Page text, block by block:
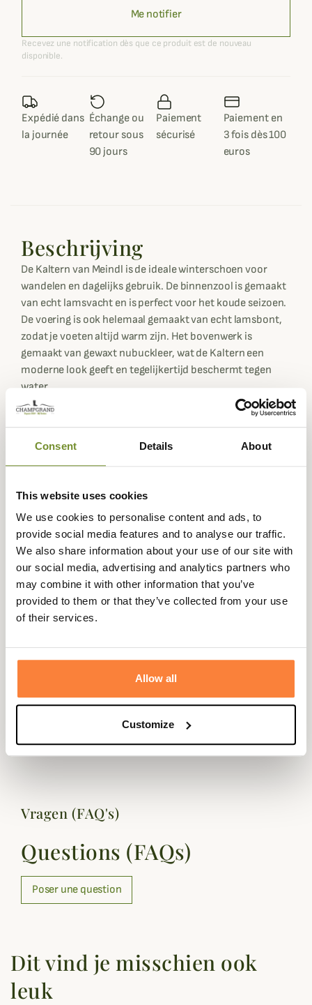
Consent Details About
This website uses cookies
We use cookies to personalise content and ads, to
provide social media features and to analyse our traffic.
We also share information about your use of our site with
our social media, advertising and analytics partners who
may combine it with other information that you’ve
provided to them or that they’ve collected from your use
of their services.
Allow all
Customize
Me notifier
Recevez une notification dès que ce produit est de nouveau
disponible.
Expédié dans
la journée
Échange ou
retour sous
90 jours
Paiement
sécurisé
Paiement en
3 fois dès 100
euros
Beschrijving
De Kaltern van Meindl is de ideale winterschoen voor
wandelen en dagelijks gebruik. De binnenzool is gemaakt
van echt lamsvacht en is perfect voor het koude seizoen.
De voering is ook helemaal gemaakt van echt lamsbont,
zodat je voeten altijd warm zijn. Het bovenwerk is
gemaakt van gewaxt nubuckleer, wat de Kaltern een
moderne look geeft en tegelijkertijd beschermt tegen
water.
De Ice Trek buitenzool biedt uitstekende grip op ijs en
uitstekende slijtvastheid op alle soorten terrein. Deze
rubberen zool is daarom geschikt voor gebruik het hele
serie, met hoogwaardige materialen en een stoere look.
Let op: vanwege de voering adviseert Champgrand een
maat groter te dragen dan je gebruikelijke schoenmaat.
Gegevensblad
Stengelhoogte
in cm
Kleuren Bruin
Cuir nubuck hydrofuge
Buitenzool Vibram® rubber
Vragen (FAQ's)
Questions (FAQs)
Poser une question
Dit vind je misschien ook
leuk